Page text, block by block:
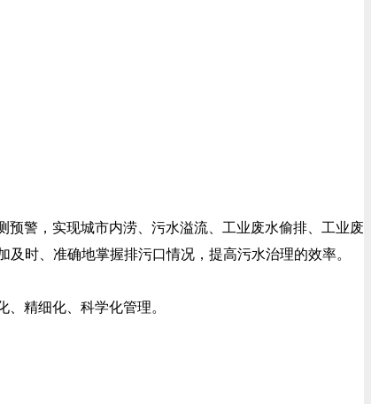
警，实现城市内涝、污水溢流、工业废水偷排、工业废
时、准确地掌握排污口情况，提高污水治理的效率。
精细化、科学化管理。